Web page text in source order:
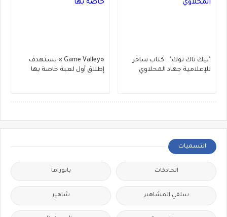
"تيك تاك توك".. كتاب ساخر
للإعلامية جهاد المحلاوي
«Game Valley » تستهدف
إطلاق أول لعبة خاصة بها
التسميات
الحادكات بانوراما
سلفي المشاهير شاهير